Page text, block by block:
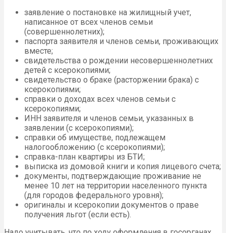
заявление о постановке на жилищный учет,
написанное от всех членов семьи
(совершеннолетних);
паспорта заявителя и членов семьи, проживающих
вместе;
свидетельства о рождении несовершеннолетних
детей с ксерокопиями;
свидетельство о браке (расторжении брака) с
ксерокопиями;
справки о доходах всех членов семьи с
ксерокопиями;
ИНН заявителя и членов семьи, указанных в
заявлении (с ксерокопиями);
справки об имуществе, подлежащем
налогообложению (с ксерокопиями);
справка-план квартиры из БТИ;
выписка из домовой книги и копия лицевого счета;
документы, подтверждающие проживание не
менее 10 лет на территории населенного пункта
(для городов федерального уровня);
оригиналы и ксерокопии документов о праве
получения льгот (если есть).